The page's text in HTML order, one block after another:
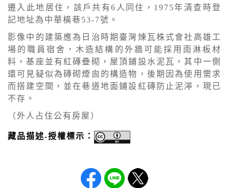
遷入此地居住，該戶共有6人同住，1975年清查時登
記地址為中華橫巷53-7號。
影像中的建築應為日治時期臺灣煉瓦株式會社高雄工
場的職員宿舍，木造結構的外牆可能採用雨淋板材
料，基座並有紅磚疊砌，屋頂鋪設水泥瓦，其中一側
還可見疑似為磚砌煙囪的構造物，後期因為使用需求
而搭建空間，並在巷道地面鋪設紅磚防止泥濘，現已
不存。
（外人占住公有房屋）
藏品描述-授權標示：